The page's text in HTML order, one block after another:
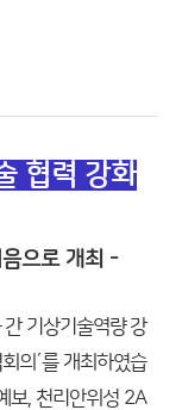
협력 강화
으로 개최 -
기상기술역량 강
의´를 개최하였습
보, 천리안위성 2A